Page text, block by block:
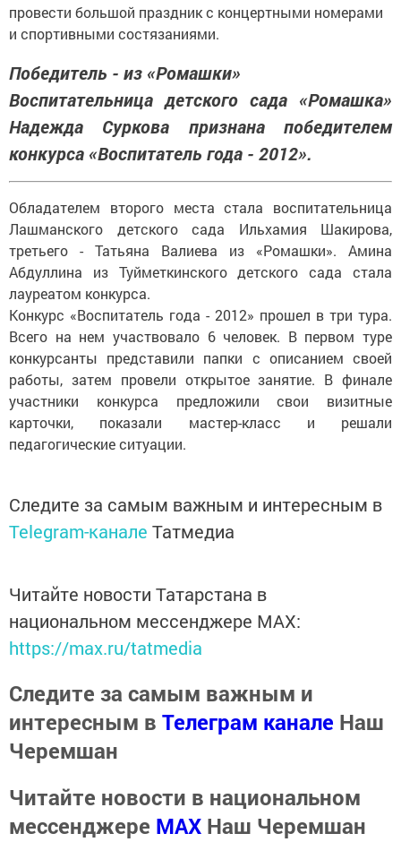
провести большой праздник с концертными номерами
и спортивными состязаниями.
Победитель - из «Ромашки»
Воспитательница детского сада «Ромашка»
Надежда Суркова признана победителем
конкурса «Воспитатель года - 2012».
Обладателем второго места стала воспитательница
Лашманского детского сада Ильхамия Шакирова,
третьего - Татьяна Валиева из «Ромашки». Амина
Абдуллина из Туйметкинского детского сада стала
лауреатом конкурса.
Конкурс «Воспитатель года - 2012» прошел в три тура.
Всего на нем участвовало 6 человек. В первом туре
конкурсанты представили папки с описанием своей
работы, затем провели открытое занятие. В финале
участники конкурса предложили свои визитные
карточки, показали мастер-класс и решали
педагогические ситуации.
Следите за самым важным и интересным в
Telegram-канале Татмедиа
Читайте новости Татарстана в
национальном мессенджере MАХ:
https://max.ru/tatmedia
Следите за самым важным и
интересным в Телеграм канале Наш
Черемшан
Читайте новости в национальном
мессенджере MАХ Наш Черемшан